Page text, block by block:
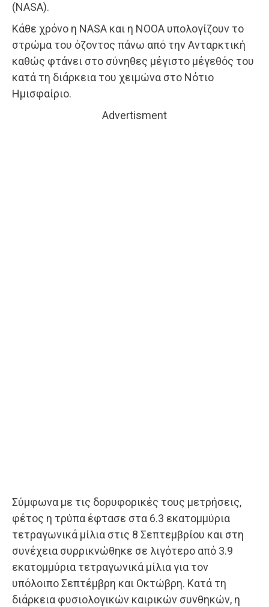
(NASA).
Κάθε χρόνο η NASA και η ΝΟΟΑ υπολογίζουν το
στρώμα του όζοντος πάνω από την Ανταρκτική
καθώς φτάνει στο σύνηθες μέγιστο μέγεθός του
κατά τη διάρκεια του χειμώνα στο Νότιο
Ημισφαίριο.
Advertisment
Σύμφωνα με τις δορυφορικές τους μετρήσεις,
φέτος η τρύπα έφτασε στα 6.3 εκατομμύρια
τετραγωνικά μίλια στις 8 Σεπτεμβρίου και στη
συνέχεια συρρικνώθηκε σε λιγότερο από 3.9
εκατομμύρια τετραγωνικά μίλια για τον
υπόλοιπο Σεπτέμβρη και Οκτώβρη. Κατά τη
διάρκεια φυσιολογικών καιρικών συνθηκών, η